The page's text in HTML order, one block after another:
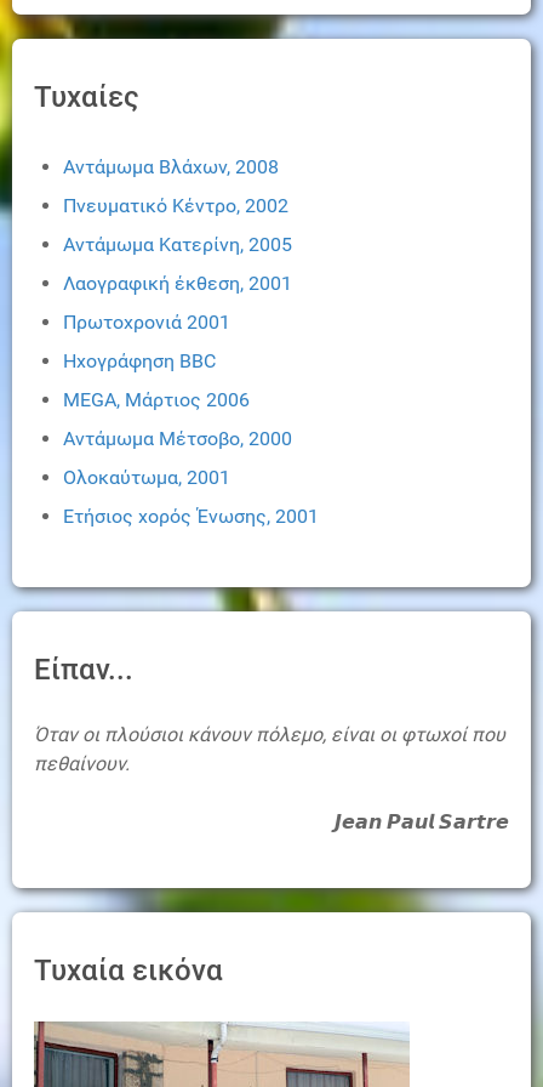
Τυχαίες
Αντάμωμα Βλάχων, 2008
Πνευματικό Κέντρο, 2002
Αντάμωμα Κατερίνη, 2005
Λαογραφική έκθεση, 2001
Πρωτοχρονιά 2001
Ηχογράφηση BBC
MEGA, Μάρτιος 2006
Αντάμωμα Μέτσοβο, 2000
Ολοκαύτωμα, 2001
Ετήσιος χορός Ένωσης, 2001
Είπαν...
Όταν οι πλούσιοι κάνουν πόλεμο, είναι οι φτωχοί που
πεθαίνουν.
𝙅𝙚𝙖𝙣 𝙋𝙖𝙪𝙡 𝙎𝙖𝙧𝙩𝙧𝙚
Τυχαία εικόνα